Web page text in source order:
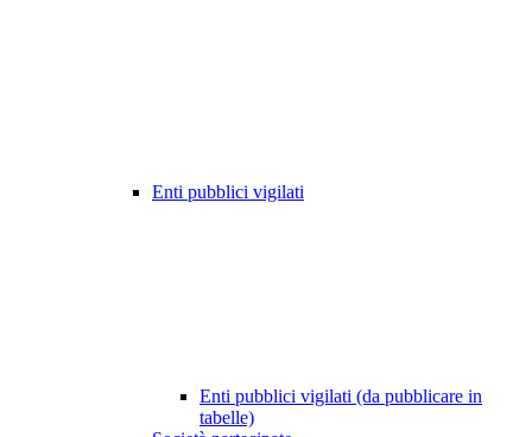
Enti pubblici vigilati
Enti pubblici vigilati (da pubblicare in
tabelle)